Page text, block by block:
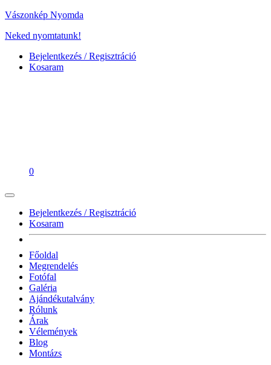
Vászonkép Nyomda
Neked nyomtatunk!
Bejelentkezés / Regisztráció
Kosaram
0
Bejelentkezés / Regisztráció
Kosaram
Főoldal
Megrendelés
Fotófal
Galéria
Ajándékutalvány
Rólunk
Árak
Vélemények
Blog
Montázs